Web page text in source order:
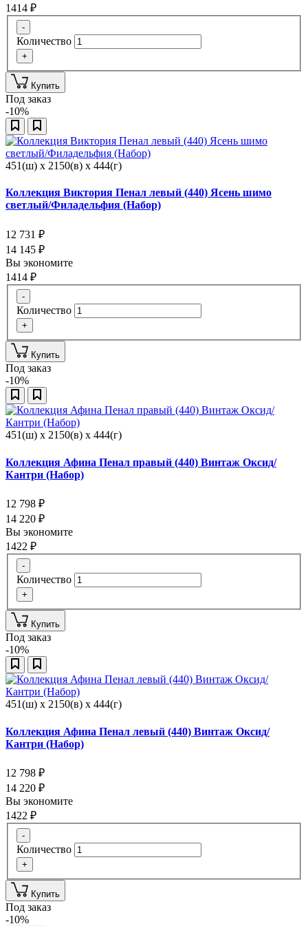
1414 ₽
-
Количество
+
Купить
Под заказ
-10%
451(ш) x 2150(в) x 444(г)
Коллекция Виктория Пенал левый (440) Ясень шимо
светлый/Филадельфия (Набор)
12 731 ₽
14 145 ₽
Вы экономите
1414 ₽
-
Количество
+
Купить
Под заказ
-10%
451(ш) x 2150(в) x 444(г)
Коллекция Афина Пенал правый (440) Винтаж Оксид/
Кантри (Набор)
12 798 ₽
14 220 ₽
Вы экономите
1422 ₽
-
Количество
+
Купить
Под заказ
-10%
451(ш) x 2150(в) x 444(г)
Коллекция Афина Пенал левый (440) Винтаж Оксид/
Кантри (Набор)
12 798 ₽
14 220 ₽
Вы экономите
1422 ₽
-
Количество
+
Купить
Под заказ
-10%